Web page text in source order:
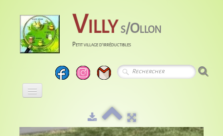
Villy s/Ollon
Petit village d'irréductibles
Calendrier